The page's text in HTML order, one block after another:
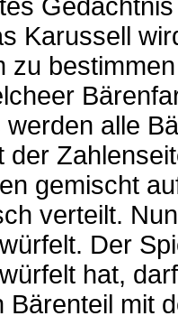
Karussell
zu
werden alle
der
gemischt
verteilt.
Der
hat,
Bärenteil mit